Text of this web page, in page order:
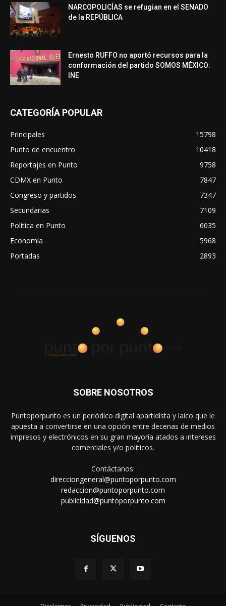
NARCOPOLICÍAS se refugian en el SENADO
de la REPÚBLICA
Ernesto RUFFO no aportó recursos para la
conformación del partido SOMOS MÉXICO:
INE
CATEGORÍA POPULAR
Principales
15798
Punto de encuentro
10418
Reportajes en Punto
9758
CDMX en Punto
7847
Congreso y partidos
7347
Secundarias
7109
Política en Punto
6035
Economía
5968
Portadas
2893
SOBRE NOSOTROS
Puntoporpunto es un periódico digital apartidista y laico que le
apuesta a convertirse en una opción entre decenas de medios
impresos y electrónicos en su gran mayoría atados a intereses
comerciales y/o políticos.
Contáctanos:
direcciongeneral@puntoporpunto.com
redaccion@puntoporpunto.com
publicidad@puntoporpunto.com
SÍGUENOS